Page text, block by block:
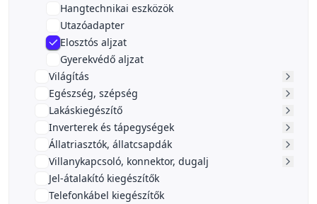
Hangtechnikai eszközök
Utazóadapter
Elosztós aljzat
Gyerekvédő aljzat
Világítás
Egészség, szépség
Lakáskiegészítő
Inverterek és tápegységek
Állatriasztók, állatcsapdák
Villanykapcsoló, konnektor, dugalj
Jel-átalakító kiegészítők
Telefonkábel kiegészítők